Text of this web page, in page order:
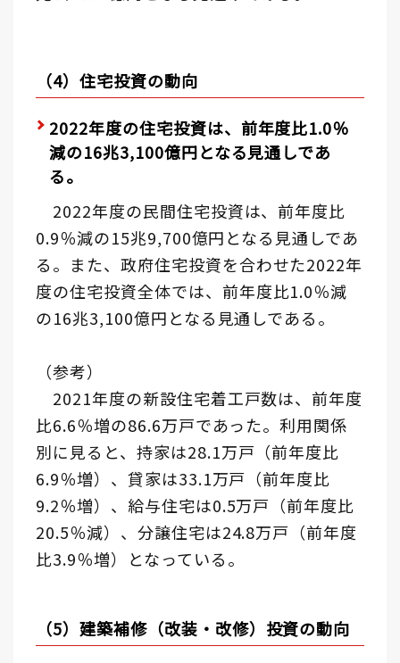
（4）住宅投資の動向
2022年度の住宅投資は、前年度比1.0％
減の16兆3,100億円となる見通しであ
る。
2022年度の民間住宅投資は、前年度比
0.9％減の15兆9,700億円となる見通しであ
る。また、政府住宅投資を合わせた2022年
度の住宅投資全体では、前年度比1.0％減
の16兆3,100億円となる見通しである。
（参考）
2021年度の新設住宅着工戸数は、前年度
比6.6％増の86.6万戸であった。利用関係
別に見ると、持家は28.1万戸（前年度比
6.9％増）、貸家は33.1万戸（前年度比
9.2％増）、給与住宅は0.5万戸（前年度比
20.5％減）、分譲住宅は24.8万戸（前年度
比3.9％増）となっている。
（5）建築補修（改装・改修）投資の動向